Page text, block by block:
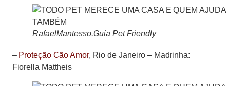
RafaelMantesso.Guia Pet Friendly
– Proteção Cão Amor, Rio de Janeiro – Madrinha:
Fiorella Mattheis